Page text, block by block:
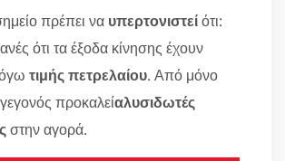
πρέπει να υπερτονιστείότι:
ότι τα έξοδα κίνησης έχουν
τιμής πετρελαίου. Από μόνο
προκαλείαλυσιδωτές
στην αγορά.